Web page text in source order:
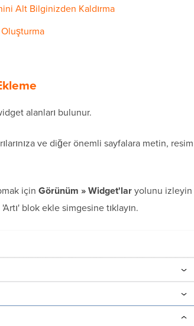
Alt Bilginizden Kaldırma
Oluşturma
alanları bulunur.
ve diğer önemli sayfalara metin, resim
için Görünüm » Widget'laryolunu izleyin
blok ekle simgesine tıklayın.